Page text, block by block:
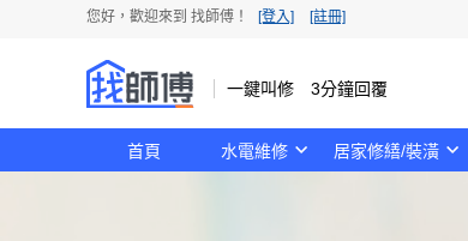
您好，歡迎來到 找師傅！ [登入] [註冊]
一鍵叫修 3分鐘回覆
首頁 水電維修 居家修繕/裝潢